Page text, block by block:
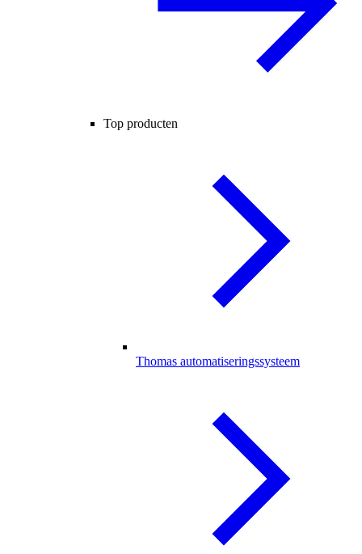
Top producten
Thomas automatiseringssysteem